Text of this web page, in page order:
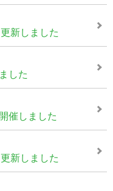
新しました
した
催しました
新しました